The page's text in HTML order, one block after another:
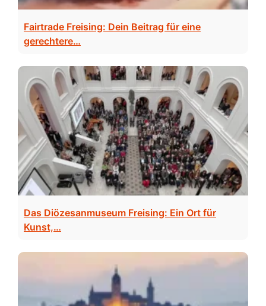
Fairtrade Freising: Dein Beitrag für eine
gerechtere…
Das Diözesanmuseum Freising: Ein Ort für
Kunst,…